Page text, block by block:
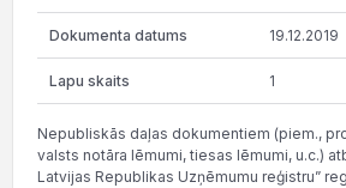
19.12.2019
1
Nepubliskās daļas dokumentiem (piem.,
valsts notāra lēmumi, tiesas lēmumi, u.c.)
Latvijas Republikas Uzņēmumu reģistru”